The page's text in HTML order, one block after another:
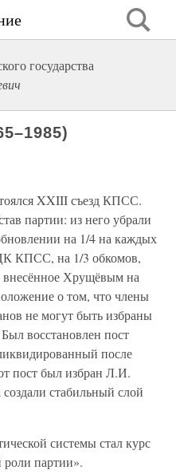
государства
XXIII съезд КПСС.
партии: из него убрали
на 1/4 на каждых
КПСС, на 1/3 обкомов,
внесённое Хрущёвым на
о том, что члены
не могут быть избраны
восстановлен пост
после
пост был избран Л.И.
стабильный слой
системы стал курс
роли партии».